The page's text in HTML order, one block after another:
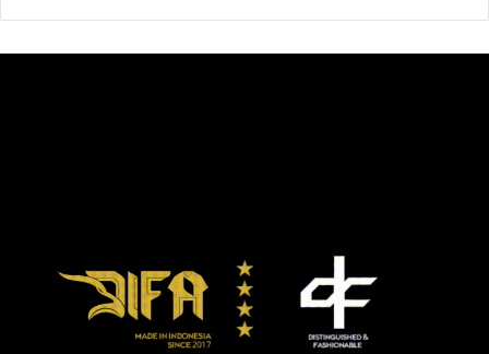
berlaku 12-25 Oktober 2020.
“Jadi langkah yang sudah diambil tidak ada masalah, kita
lihat dinamika lapangan. Kalau keputusan itu nantinya
mengalami peningkatan kasus tentunya perlu dievaluasi,”